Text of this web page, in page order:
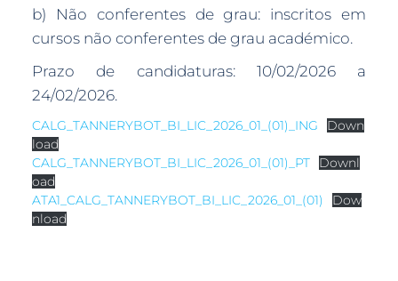
b) Não conferentes de grau: inscritos em
cursos não conferentes de grau académico.
Prazo de candidaturas: 10/02/2026 a
24/02/2026.
CALG_TANNERYBOT_BI_LIC_2026_01_(01)_ING
Down
load
CALG_TANNERYBOT_BI_LIC_2026_01_(01)_PT
Downl
oad
ATA1_CALG_TANNERYBOT_BI_LIC_2026_01_(01)
Dow
nload